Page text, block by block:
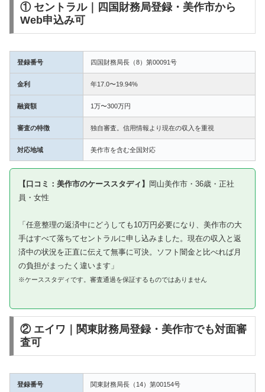
① セントラル｜四国財務局登録・美作市から
Web申込み可
登録番号 四国財務局長（8）第00091号
金利 年17.0〜19.94%
融資額 1万〜300万円
審査の特徴 独自審査。信用情報より現在の収入を重視
対応地域 美作市を含む全国対応
【口コミ：美作市のケーススタディ】
岡山美作市・36歳・正社
員・女性
「任意整理の返済中にどうしても10万円必要になり、美作市の大
手はすべて落ちてセントラルに申し込みました。現在の収入と返
済中の状況を正直に伝えて無事に可決。ソフト闇金と比べれば月
の負担がまったく違います」
※ケーススタディです。審査通過を保証するものではありません
② エイワ｜関東財務局登録・美作市でも対面審
査可
登録番号 関東財務局長（14）第00154号